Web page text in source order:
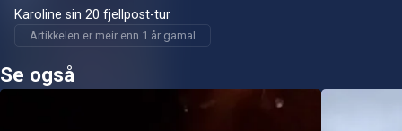
Karoline sin 20 fjellpost-tur
Artikkelen er meir enn 1 år gamal
Se også